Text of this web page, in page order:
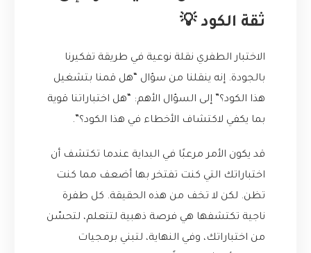
ثقة الكود 💡
الاختبار الطفري نقلة نوعية في طريقة تفكيرنا
بالجودة. إنه ينقلنا من سؤال “هل قمنا بتشغيل
هذا الكود؟” إلى السؤال الأهم: “هل اختباراتنا قوية
بما يكفي لاكتشاف الأخطاء في هذا الكود؟”.
قد يكون الأمر مرعبًا في البداية عندما تكتشف أن
اختباراتك التي كنت تفتخر بها أضعف مما كنت
تظن. لكن لا تخف من هذه الحقيقة. كل طفرة
ناجية تكتشفها هي فرصة ذهبية لتتعلم، لتحسّن
من اختباراتك، وفي النهاية، لتبني برمجيات